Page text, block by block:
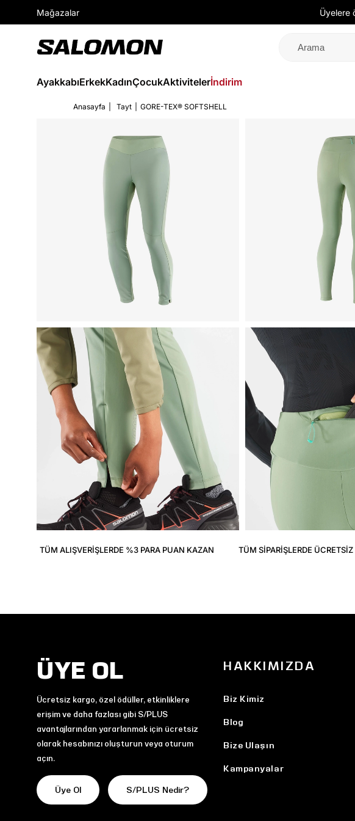
Mağazalar Üyelere
AyakkabıErkekKadınÇocukAktivitelerİndirim
Anasayfa Tayt GORE-TEX® SOFTSHELL
TÜM ALIŞVERIŞLERDE %3 PARA PUAN KAZAN TÜM SIPARIŞLERDE
ÜYE OL
Ücretsiz kargo, özel ödüller, etkinliklere
erişim ve daha fazlası gibi S/PLUS
avantajlarından yararlanmak için ücretsiz
olarak hesabınızı oluşturun veya oturum
açın.
Üye Ol S/PLUS Nedir?
HAKKIMIZDA
Biz Kimiz
Blog
Bize Ulaşın
Kampanyalar